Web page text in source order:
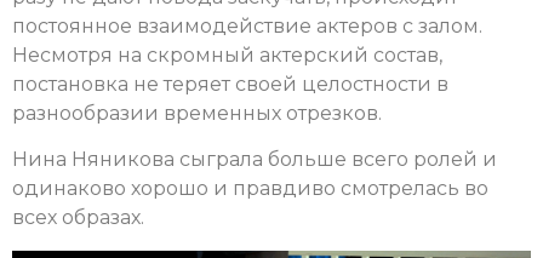
постоянное взаимодействие актеров с залом.
Несмотря на скромный актерский состав,
постановка не теряет своей целостности в
разнообразии временных отрезков.
Нина Няникова сыграла больше всего ролей и
одинаково хорошо и правдиво смотрелась во
всех образах.